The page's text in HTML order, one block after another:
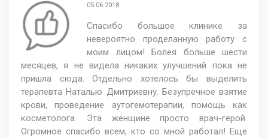
05.06.2018
Спасибо большое клинике за
невероятно проделанную работу с
моим лицом! Болея больше шести
месяцев, я не видела никаких улучшений пока не
пришла сюда. Отдельно хотелось бы выделить
терапевта Наталью Дмитриевну. Безупречное взятие
крови, проведение аутогемотерапии, помощь как
косметолога. Эта женщине просто врач-герой.
Огромное спасибо всем, кто со мной работал! Еще